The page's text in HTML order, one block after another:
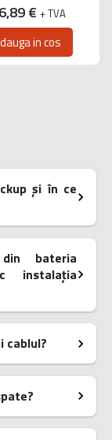
€ + TVA
in cos
și în ce
bateria
instalația
cablul?